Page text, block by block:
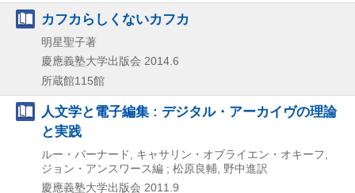
カフカらしくないカフカ
明星聖子著
慶應義塾大学出版会 2014.6
所蔵館115館
人文学と電子編集 : デジタル・アーカイヴの理論
と実践
ルー・バーナード, キャサリン・オブライエン・オキーフ,
ジョン・アンスワース編 ; 松原良輔, 野中進訳
慶應義塾大学出版会 2011.9